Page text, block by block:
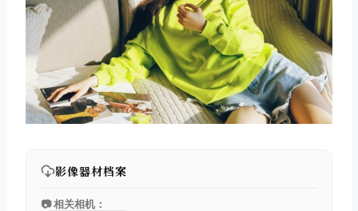
影像器材档案
📷 相关相机：